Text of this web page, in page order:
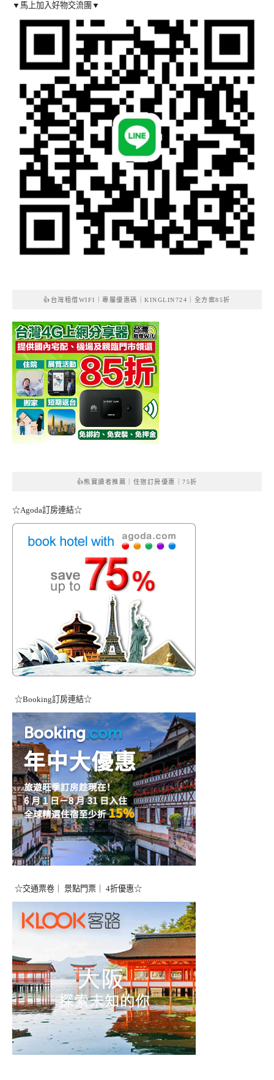
▼馬上加入好物交流團▼
👍台灣租借WIFI｜專屬優惠碼｜KINGLIN724｜全方案85折
👍熊寶讀者推薦｜住宿訂房優惠｜75折
☆Agoda訂房連結☆
☆Booking訂房連結☆
☆交通票卷｜ 景點門票｜ 4折優惠☆